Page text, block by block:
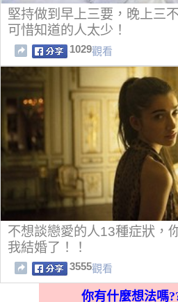
堅持做到早上三要，晚上三
可惜知道的人太少！
1029觀看
不想談戀愛的人13種症狀，
我結婚了！！
3555觀看
你有什麼想法嗎